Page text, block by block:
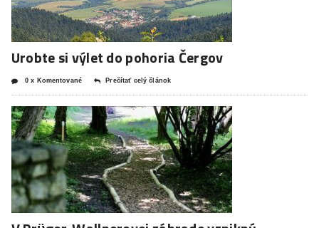
Urobte si výlet do pohoria Čergov
0 x Komentované Prečítať celý článok